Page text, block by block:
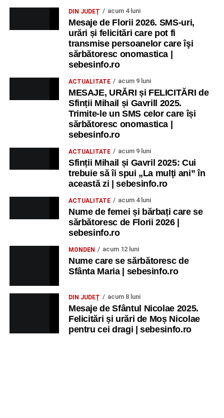
DIN JUDEȚ acum 4 luni
Mesaje de Florii 2026. SMS-uri,
urări și felicitări care pot fi
transmise persoanelor care îşi
sărbătoresc onomastica |
sebesinfo.ro
ACTUALITATE acum 9 luni
MESAJE, URĂRI și FELICITĂRI de
Sfinții Mihail și Gavrill 2025.
Trimite-le un SMS celor care își
sărbătoresc onomastica |
sebesinfo.ro
ACTUALITATE acum 9 luni
Sfinții Mihail și Gavril 2025: Cui
trebuie să îi spui „La mulţi ani” în
această zi | sebesinfo.ro
ACTUALITATE acum 4 luni
Nume de femei și bărbați care se
sărbătoresc de Florii 2026 |
sebesinfo.ro
MONDEN acum 12 luni
Nume care se sărbătoresc de
Sfânta Maria | sebesinfo.ro
DIN JUDEȚ acum 8 luni
Mesaje de Sfântul Nicolae 2025.
Felicitări și urări de Moș Nicolae
pentru cei dragi | sebesinfo.ro